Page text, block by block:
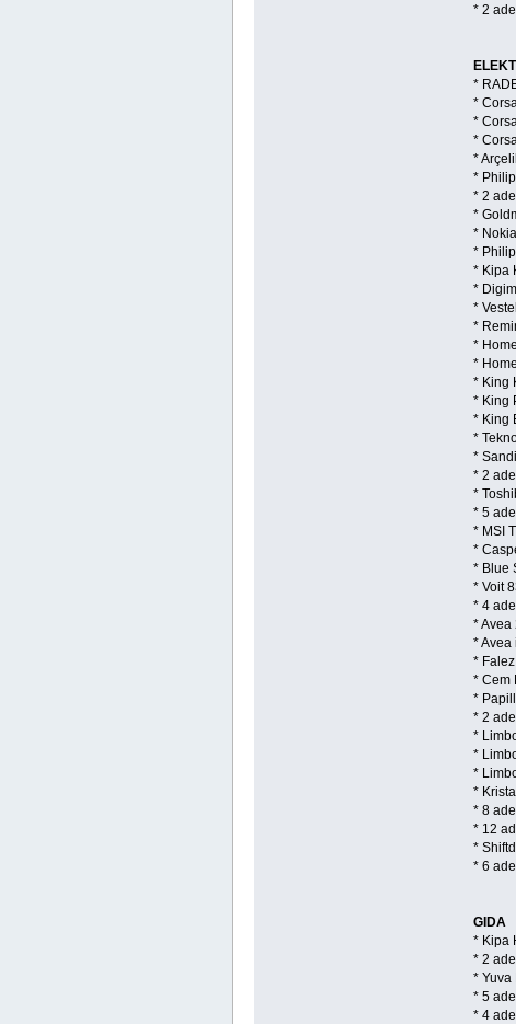
* 2
*
*
*
*
*
*
* 2
*
*
*
* Kipa
*
*
*
*
*
* King
* King
* King
*
*
* 2
*
* 5
* MSI
*
* Blue
* Voit
* 4
* Avea
* Avea
*
* Cem
*
* 2
*
*
*
*
* 8
* 12
*
* 6
GIDA
* Kipa
* 2
* Yuva
* 5
* 4